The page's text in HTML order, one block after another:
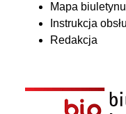
Mapa biuletynu
Instrukcja
Redakcja